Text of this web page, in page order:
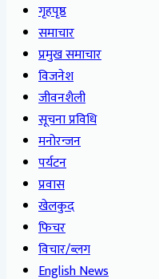
गृहपृष्ठ
समाचार
प्रमुख समाचार
विजनेश
जीवनशैली
सूचना प्रविधि
मनोरन्जन
पर्यटन
प्रवास
खेलकुद
फिचर
विचार/ब्लग
English News